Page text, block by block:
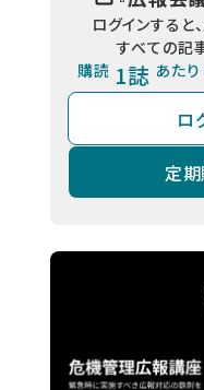
ログインすると
すべての記
購読 1誌 あた
ロ
定